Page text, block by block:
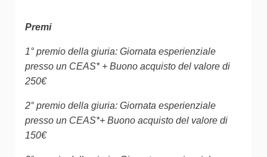
Premi
1° premio della giuria: Giornata esperienziale
presso un CEAS* + Buono acquisto del valore di
250€
2° premio della giuria: Giornata esperienziale
presso un CEAS*+ Buono acquisto del valore di
150€